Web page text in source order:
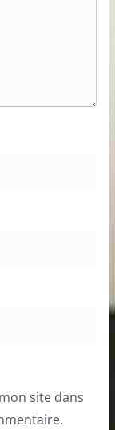
site dans